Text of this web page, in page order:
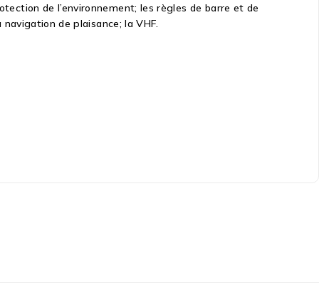
de l’environnement; les règles de barre et de
de plaisance; la VHF.